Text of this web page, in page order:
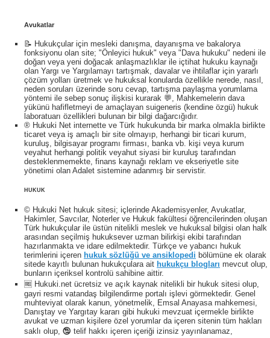
Avukatlar
📝 Hukukçular için mesleki danışma, dayanışma ve bakalorya
fonksiyonu olan site; "Önleyici hukuk" veya "Dava hukuku" nedeni ile
doğan veya yeni doğacak anlaşmazlıklar ile içtihat hukuku kaynağı
olan Yargı ve Yargılamayı tartışmak, davalar ve ihtilaflar için yararlı
çözüm yolları üretmek ve hukuksal konularda özellikle nerede, nasıl,
neden soruları üzerinde soru cevap, tartışma paylaşma yorumlama
yöntemi ile sebep sonuç ilişkisi kurarak 💬, Mahkemelerin dava
yükünü hafifletmeyi de amaçlayan suigeneris (kendine özgü) hukuk
laboratuarı özellikleri bulunan bir bilgi dağarcığıdır.
® Hukuki Net internette ve Türk hukukunda bir marka olmakla birlikte
ticaret veya iş amaçlı bir site olmayıp, herhangi bir ticari kurum,
kuruluş, bilgisayar programı firması, banka vb. kişi veya kurum
veyahut herhangi politik veyahut siyasi bir kuruluş tarafından
desteklenmemekte, finans kaynağı reklam ve ekseriyetle site
yönetimi olan Adalet sistemine adanmış bir servistir.
HUKUK
© Hukuki Net hukuk sitesi; içlerinde Akademisyenler, Avukatlar,
Hakimler, Savcılar, Noterler ve Hukuk fakültesi öğrencilerinden oluşan
Türk hukukçular ile üstün nitelikli meslek ve hukuksal bilgisi olan halk
arasından seçilmiş hukuksever uzman bilirkişi ekibi tarafından
hazırlanmakta ve idare edilmektedir. Türkçe ve yabancı hukuk
terimlerini içeren hukuk sözlüğü ve ansiklopedi bölümüne ek olarak
sitede kayıtlı bulunan hukukçulara ait hukukçu blogları mevcut olup,
bunların içeriksel kontrolü sahibine aittir.
🆓 Hukuki.net ücretsiz ve açık kaynak nitelikli bir hukuk sitesi olup,
gayri resmi vatandaş bilgilendirme portalı işlevi görmektedir. Genel
muhteviyat olarak kanun, yönetmelik, Emsal Anayasa mahkemesi,
Danıştay ve Yargıtay kararı gibi hukuki mevzuat içermekle birlikte
avukat ve uzman kişilere özel yorumlar da içeren sitenin tüm hakları
saklı olup, 🕲 telif hakkı içeren içeriği izinsiz yayınlanamaz,